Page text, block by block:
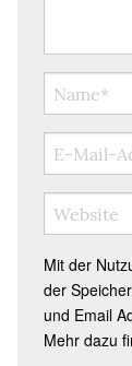
Mit der
der
und Email
Mehr dazu